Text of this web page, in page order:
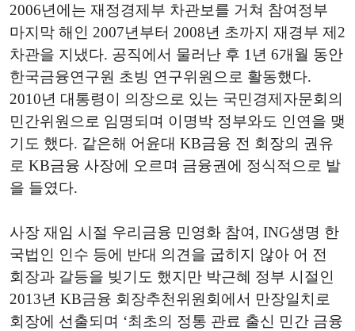
2006년에는 재정경제부 차관보를 거쳐 참여정부
마지막 해인 2007년부터 2008년 초까지 재경부 제2
차관을 지냈다. 공직에서 물러난 후 1년 6개월 동안
한국금융연구원 초빙 연구위원으로 활동했다.
2010년 대통령이 의장으로 있는 국민경제자문회의
민간위원으로 임명되며 이명박 정부와도 인연을 맺
기도 했다. 같은해 어윤대 KB금융 전 회장의 권유
로 KB금융 사장에 오르며 금융권에 정식적으로 발
을 들였다.
사장 재임 시절 우리금융 민영화 참여, ING생명 한
국법인 인수 등에 반대 의견을 굽히지 않아 어 전
회장과 갈등을 빚기도 했지만 박근혜 정부 시절인
2013년 KB금융 회장추천위원회에서 만장일치로
회장에 선출되며 ‘최초의 정통 관료 출신 민간 금융